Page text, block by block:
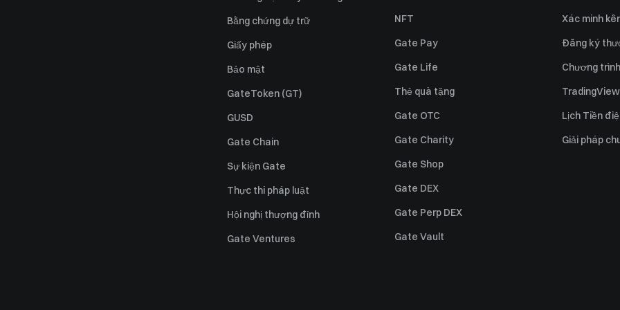
Bằng chứng dự trữ
Giấy phép
Bảo mật
GateToken (GT)
GUSD
Gate Chain
Sự kiện Gate
Thực thi pháp luật
Hội nghị thượng đỉnh
Gate Ventures
NFT
Gate Pay
Gate Life
Thẻ quà tặng
Gate OTC
Gate Charity
Gate Shop
Gate DEX
Gate Perp DEX
Gate Vault
Xác minh
Đăng ký
Chương
TradingView
Lịch Tiền
Giải pháp